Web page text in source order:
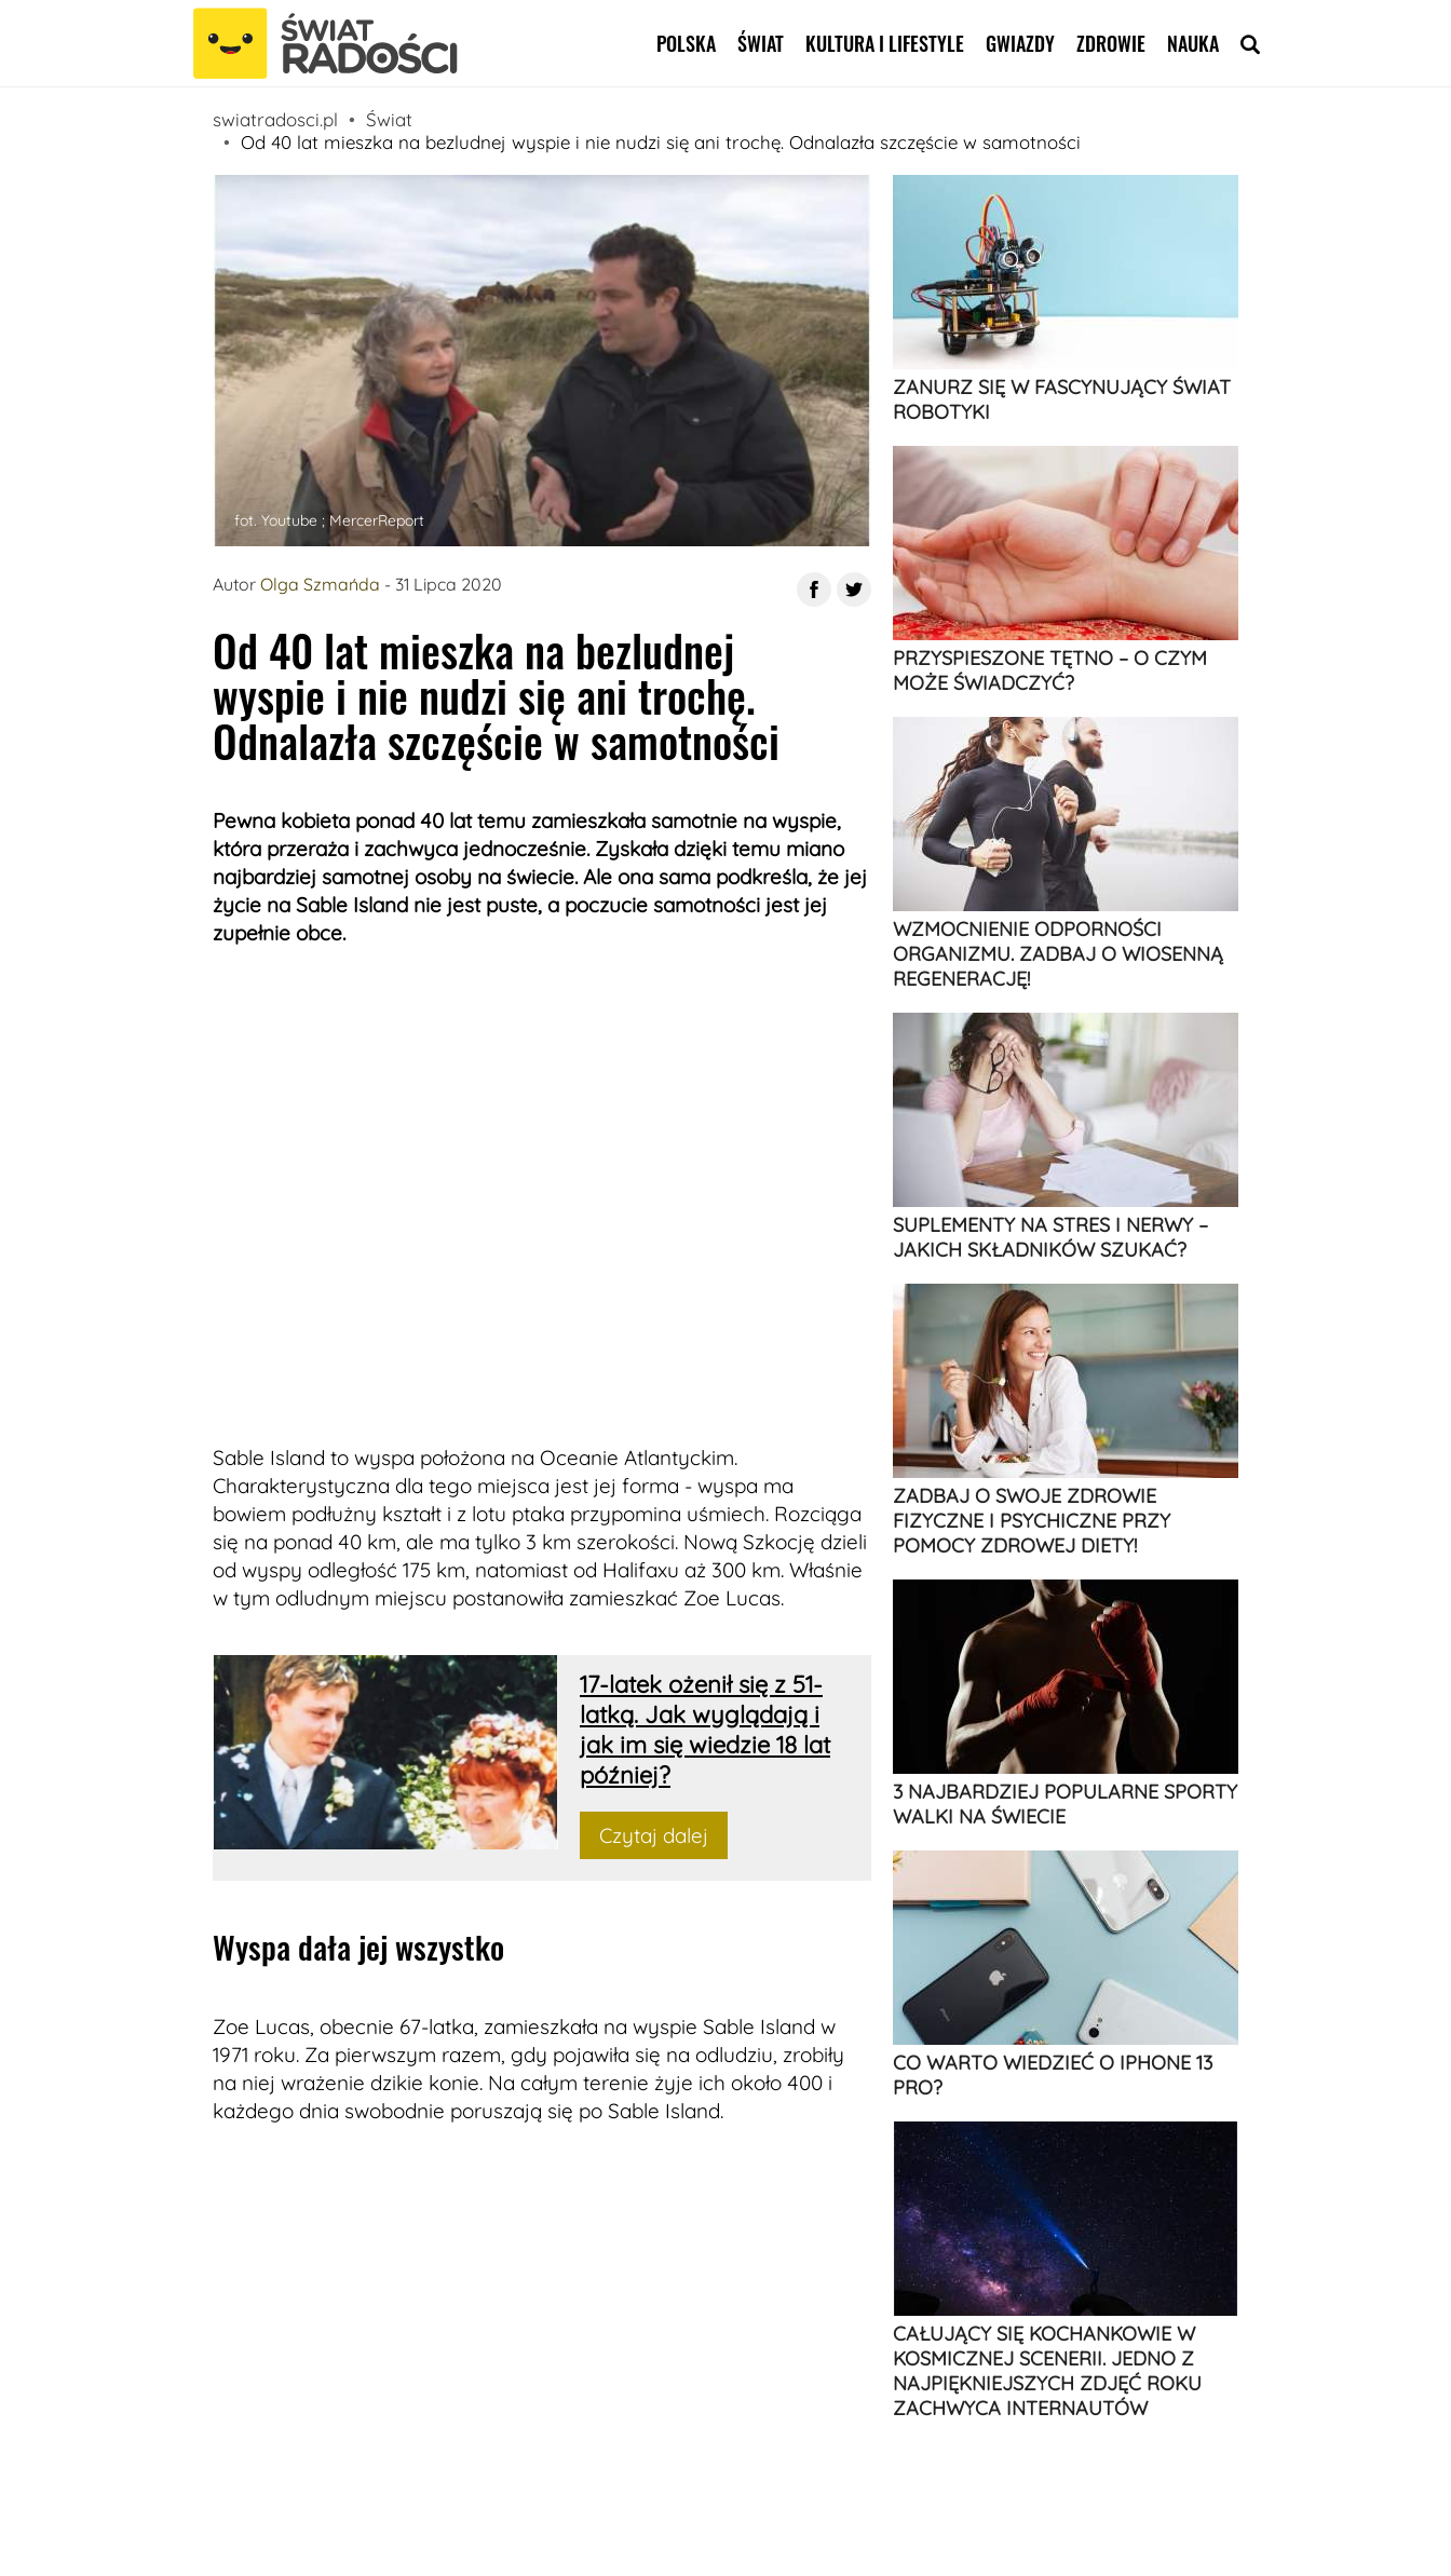
Pomiń nawigację
POLSKA ŚWIAT KULTURA I LIFESTYLE GWIAZDY ZDROWIE NAUKA
swiatradosci.pl
Świat
Od 40 lat mieszka na bezludnej wyspie i nie nudzi się ani trochę. Odnalazła szczęście w samotności
fot. Youtube ; MercerReport
Autor Olga Szmańda - 31 Lipca 2020
Od 40 lat mieszka na bezludnej
wyspie i nie nudzi się ani trochę.
Odnalazła szczęście w samotności
Pewna kobieta ponad 40 lat temu zamieszkała samotnie na wyspie,
która przeraża i zachwyca jednocześnie. Zyskała dzięki temu miano
najbardziej samotnej osoby na świecie. Ale ona sama podkreśla, że jej
życie na Sable Island nie jest puste, a poczucie samotności jest jej
zupełnie obce.
Sable Island to wyspa położona na Oceanie Atlantyckim.
Charakterystyczna dla tego miejsca jest jej forma - wyspa ma
bowiem podłużny kształt i z lotu ptaka przypomina uśmiech. Rozciąga
się na ponad 40 km, ale ma tylko 3 km szerokości. Nową Szkocję dzieli
od wyspy odległość 175 km, natomiast od Halifaxu aż 300 km. Właśnie
w tym odludnym miejscu postanowiła zamieszkać Zoe Lucas.
17-latek ożenił się z 51-
latką. Jak wyglądają i
jak im się wiedzie 18 lat
później?
Czytaj dalej
Wyspa dała jej wszystko
Zoe Lucas, obecnie 67-latka, zamieszkała na wyspie Sable Island w
1971 roku. Za pierwszym razem, gdy pojawiła się na odludziu, zrobiły
na niej wrażenie dzikie konie. Na całym terenie żyje ich około 400 i
każdego dnia swobodnie poruszają się po Sable Island.
ZANURZ SIĘ W FASCYNUJĄCY ŚWIAT
ROBOTYKI
PRZYSPIESZONE TĘTNO – O CZYM
MOŻE ŚWIADCZYĆ?
WZMOCNIENIE ODPORNOŚCI
ORGANIZMU. ZADBAJ O WIOSENNĄ
REGENERACJĘ!
SUPLEMENTY NA STRES I NERWY –
JAKICH SKŁADNIKÓW SZUKAĆ?
ZADBAJ O SWOJE ZDROWIE
FIZYCZNE I PSYCHICZNE PRZY
POMOCY ZDROWEJ DIETY!
3 NAJBARDZIEJ POPULARNE SPORTY
WALKI NA ŚWIECIE
CO WARTO WIEDZIEĆ O IPHONE 13
PRO?
CAŁUJĄCY SIĘ KOCHANKOWIE W
KOSMICZNEJ SCENERII. JEDNO Z
NAJPIĘKNIEJSZYCH ZDJĘĆ ROKU
ZACHWYCA INTERNAUTÓW